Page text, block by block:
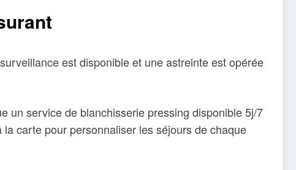
est disponible et une astreinte est opérée
un service de blanchisserie pressing disponible 5j/7
carte pour personnaliser les séjours de chaque